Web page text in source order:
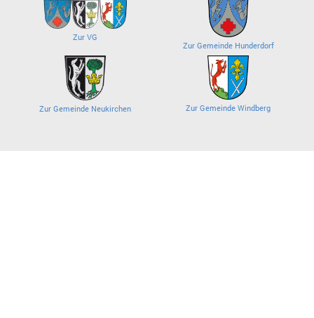
Zur VG
Zur Gemeinde Hunderdorf
Zur Gemeinde Neukirchen Zur Gemeinde Windberg